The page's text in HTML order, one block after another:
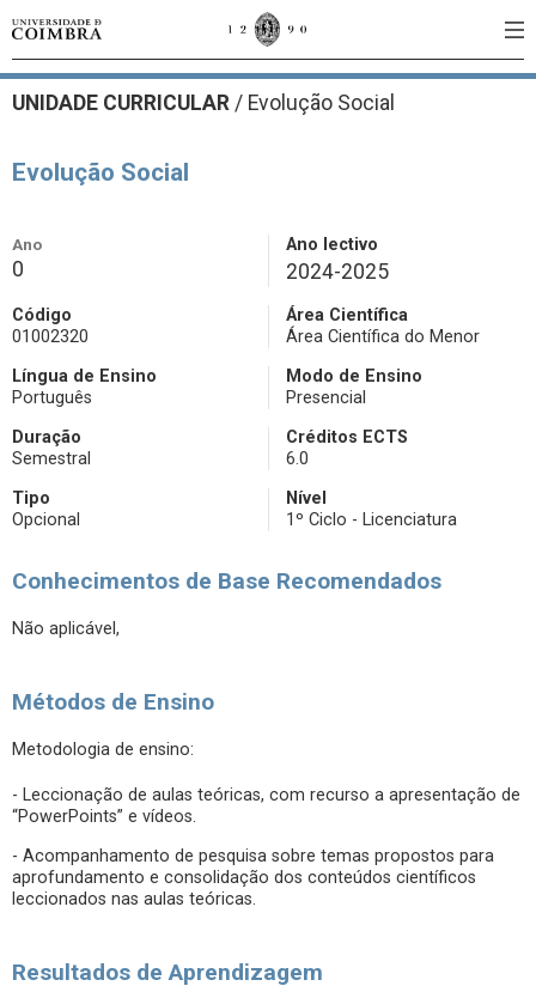
UNIDADE CURRICULAR / Evolução Social
Evolução Social
Ano
0
Ano lectivo
2024-2025
Código
01002320
Área Científica
Área Científica do Menor
Língua de Ensino
Português
Modo de Ensino
Presencial
Duração
Semestral
Créditos ECTS
6.0
Tipo
Opcional
Nível
1º Ciclo - Licenciatura
Conhecimentos de Base Recomendados
Não aplicável,
Métodos de Ensino
Metodologia de ensino:
- Leccionação de aulas teóricas, com recurso a apresentação de
“PowerPoints” e vídeos.
- Acompanhamento de pesquisa sobre temas propostos para
aprofundamento e consolidação dos conteúdos científicos
leccionados nas aulas teóricas.
Resultados de Aprendizagem